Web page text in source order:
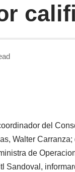
del
Walter
de
Sandoval,